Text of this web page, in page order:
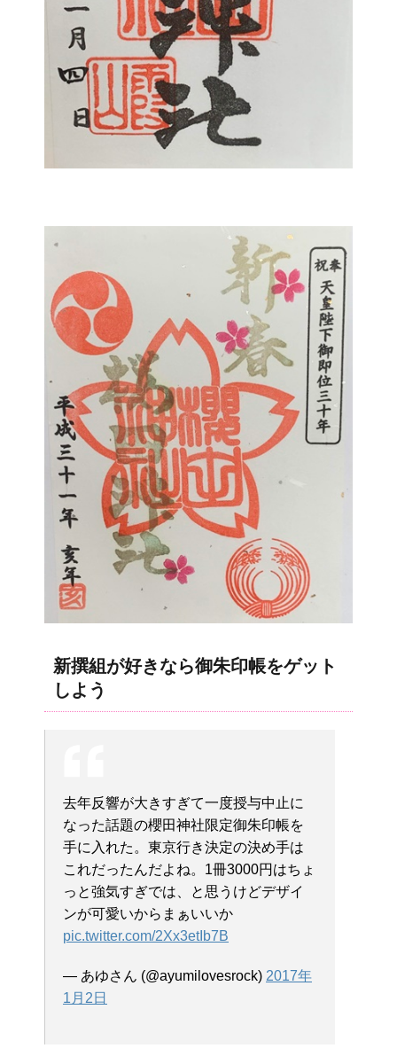
新撰組が好きなら御朱印帳をゲット
しよう
去年反響が大きすぎて一度授与中止に
なった話題の櫻田神社限定御朱印帳を
手に入れた。東京行き決定の決め手は
これだったんだよね。1冊3000円はちょ
っと強気すぎでは、と思うけどデザイ
ンが可愛いからまぁいいか
pic.twitter.com/2Xx3etIb7B
— あゆさん (@ayumilovesrock) 2017年
1月2日